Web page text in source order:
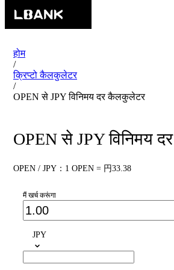
होम
/
क्रिप्टो कैलकुलेटर
/
OPEN से JPY विनिमय दर कैलकुलेटर
OPEN से JPY विनिमय
OPEN / JPY：1 OPEN = 円33.38
मैं खर्च करूंगा
JPY